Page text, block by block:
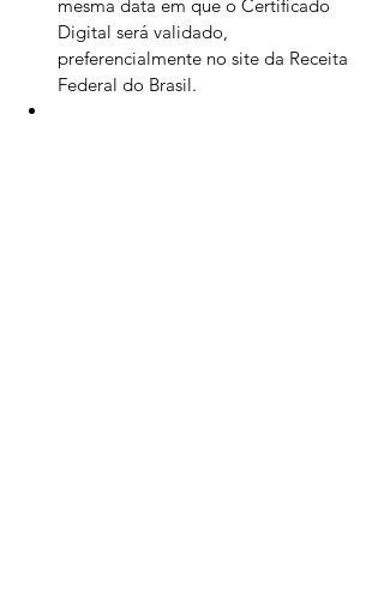
mesma data em que o Certificado
Digital será validado,
preferencialmente no site da Receita
Federal do Brasil.